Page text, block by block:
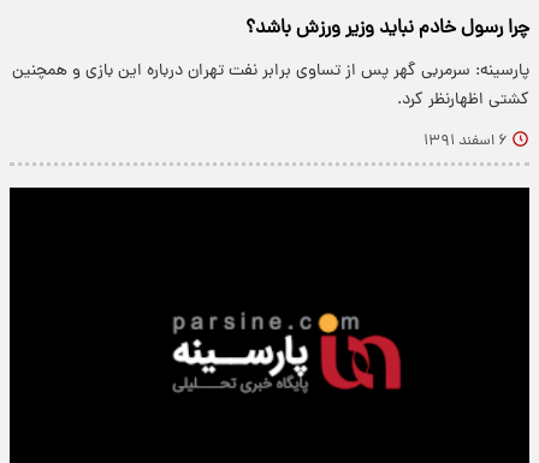
چرا رسول خادم نباید وزیر ورزش باشد؟
پارسینه: سرمربی گهر پس از تساوی برابر نفت تهران درباره این بازی و همچنین
کشتی اظهارنظر کرد.
۶ اسفند ۱۳۹۱